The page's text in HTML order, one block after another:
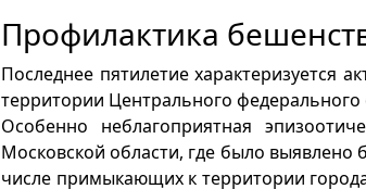
Профилактика
Последнее пятилетие характеризуется
территории Центрального
Особенно неблагоприятная
Московской области, где было выявлено
числе примыкающих к территории